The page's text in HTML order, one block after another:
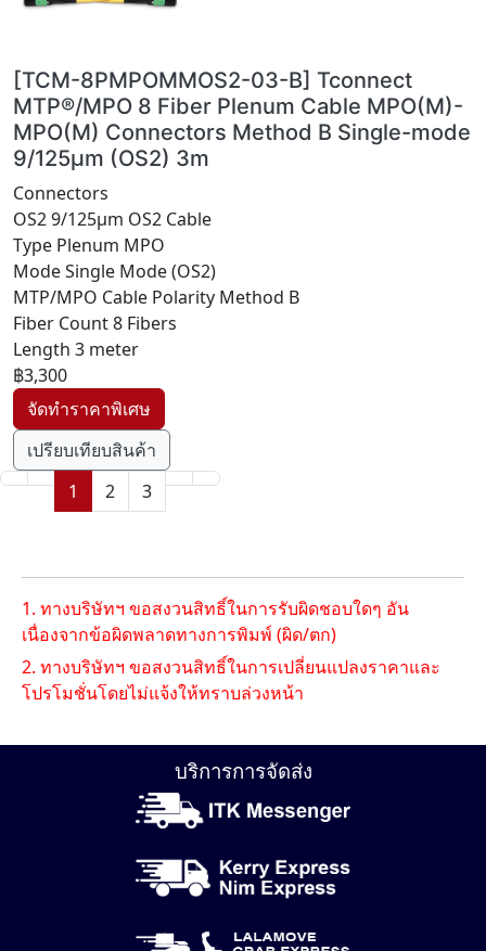
[TCM-8PMPOMMOS2-03-B] Tconnect
MTP®/MPO 8 Fiber Plenum Cable MPO(M)-
MPO(M) Connectors Method B Single-mode
9/125μm (OS2) 3m
Connectors
OS2 9/125μm OS2 Cable
Type Plenum MPO
Mode Single Mode (OS2)
MTP/MPO Cable Polarity Method B
Fiber Count 8 Fibers
Length 3 meter
฿3,300
เปรียบเทียบสินค้า
1
2 3
1. ทางบริษัทฯ ขอสงวนสิทธิ์ในการรับผิดชอบใดๆ อัน
เนื่องจากข้อผิดพลาดทางการพิมพ์ (ผิด/ตก)
2. ทางบริษัทฯ ขอสงวนสิทธิ์ในการเปลี่ยนแปลงราคาและ
โปรโมชั่นโดยไม่แจ้งให้ทราบล่วงหน้า
บริการการจัดส่ง